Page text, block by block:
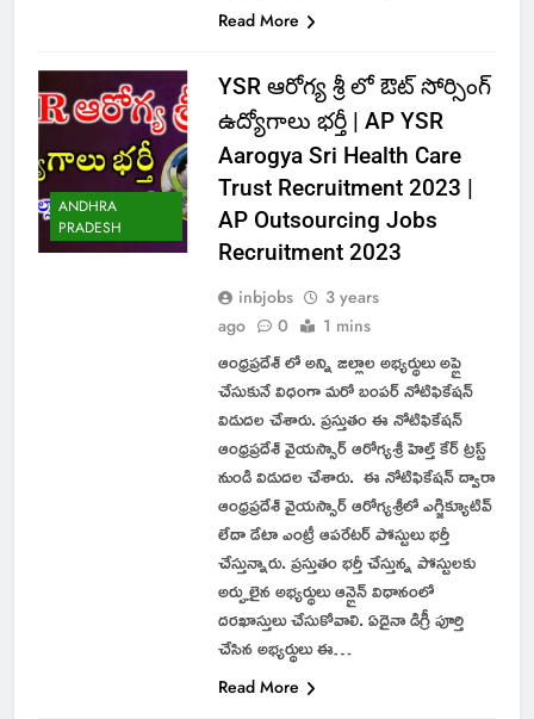
Read More
ANDHRA
PRADESH
YSR ఆరోగ్య శ్రీ లో ఔట్ సోర్సింగ్
ఉద్యోగాలు భర్తీ | AP YSR
Aarogya Sri Health Care
Trust Recruitment 2023 |
AP Outsourcing Jobs
Recruitment 2023
inbjobs
3 years
ago
0 1 mins
ఆంధ్రప్రదేశ్ లో అన్ని జిల్లాల అభ్యర్థులు అప్లై
చేసుకునే విధంగా మరో బంపర్ నోటిఫికేషన్
విడుదల చేశారు. ప్రస్తుతం ఈ నోటిఫికేషన్
ఆంధ్రప్రదేశ్ వైయస్సార్ ఆరోగ్యశ్రీ హెల్త్ కేర్ ట్రస్ట్
నుండి విడుదల చేశారు. ఈ నోటిఫికేషన్ ద్వారా
ఆంధ్రప్రదేశ్ వైయస్సార్ ఆరోగ్యశ్రీలో ఎగ్జిక్యూటివ్
లేదా డేటా ఎంట్రీ ఆపరేటర్ పోస్టులు భర్తీ
చేస్తున్నారు. ప్రస్తుతం భర్తీ చేస్తున్న పోస్టులకు
అర్హులైన అభ్యర్థులు ఆన్లైన్ విధానంలో
దరఖాస్తులు చేసుకోవాలి. ఏదైనా డిగ్రీ పూర్తి
చేసిన అభ్యర్థులు ఈ…
Read More